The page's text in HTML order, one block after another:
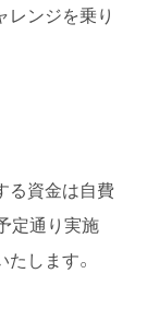
レンジを乗り
る資金は自費
定通り実施
します。